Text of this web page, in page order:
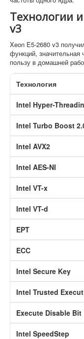
Технологии
v3
Xeon E5-2680 v3
функций, значительная
пользу в домашней
Технология
Intel Hyper-
Intel Turbo Boost
Intel AVX2
Intel AES-NI
Intel VT-x
Intel VT-d
EPT
ECC
Intel Secure Key
Intel Trusted
Execute Disable Bit
Intel SpeedStep